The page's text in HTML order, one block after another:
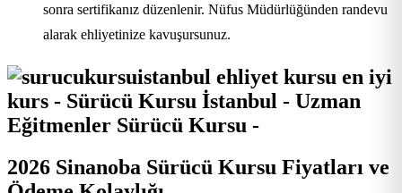
sonra sertifikanız düzenlenir. Nüfus Müdürlüğünden randevu
alarak ehliyetinize kavuşursunuz.
2026 Sinanoba Sürücü Kursu Fiyatları ve